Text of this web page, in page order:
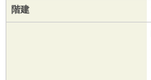
階建